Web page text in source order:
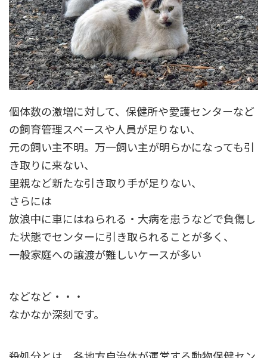
個体数の激増に対して、 保健所や愛護センターなど
の飼育管理スペースや人員が足りない、
元の飼い主不明。万一飼い主が明らかになっても引
き取りに来ない、
里親など新たな引き取り手が足りない、
さらには
放浪中に車にはねられる・大病を患うなどで負傷し
た状態でセンターに引き取られることが多く、
一般家庭への譲渡が難しいケースが多い
などなど・・・
なかなか深刻です。